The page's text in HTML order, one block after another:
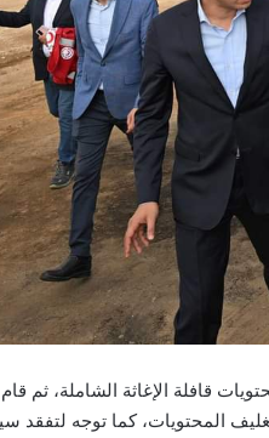
قافلة الإغاثة الشاملة، ثم
المحتويات، كما توجه لتفقد